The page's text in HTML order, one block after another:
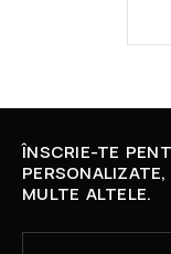
ÎNSCRIE-TE
MULTE ALTELE.